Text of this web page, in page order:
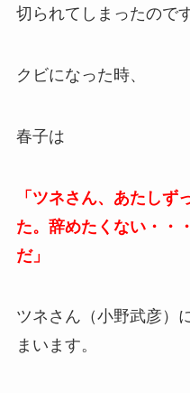
切られてしまったので
クビになった時、
春子は
「ツネさん、あたしず
た。辞めたくない・・
だ」
ツネさん（小野武彦）
まいます。